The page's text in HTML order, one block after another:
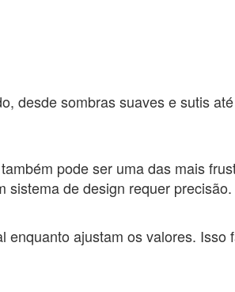
desde sombras suaves e sutis até
pode ser uma das mais
de design requer
ajustam os valores.